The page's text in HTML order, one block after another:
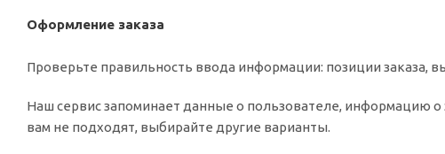
Оформление заказа
Проверьте правильность ввода информации: позиции заказа,
Наш сервис запоминает данные о пользователе, информацию
вам не подходят, выбирайте другие варианты.